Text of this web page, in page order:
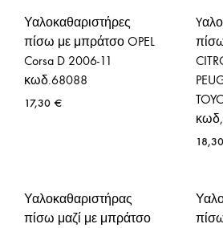
Υαλοκαθαριστήρες
πίσω με μπράτσο OPEL
Corsa D 2006-11
κωδ.68088
17,30 €
18,30
Υαλοκαθαριστήρας
πίσω μαζί με μπράτσο